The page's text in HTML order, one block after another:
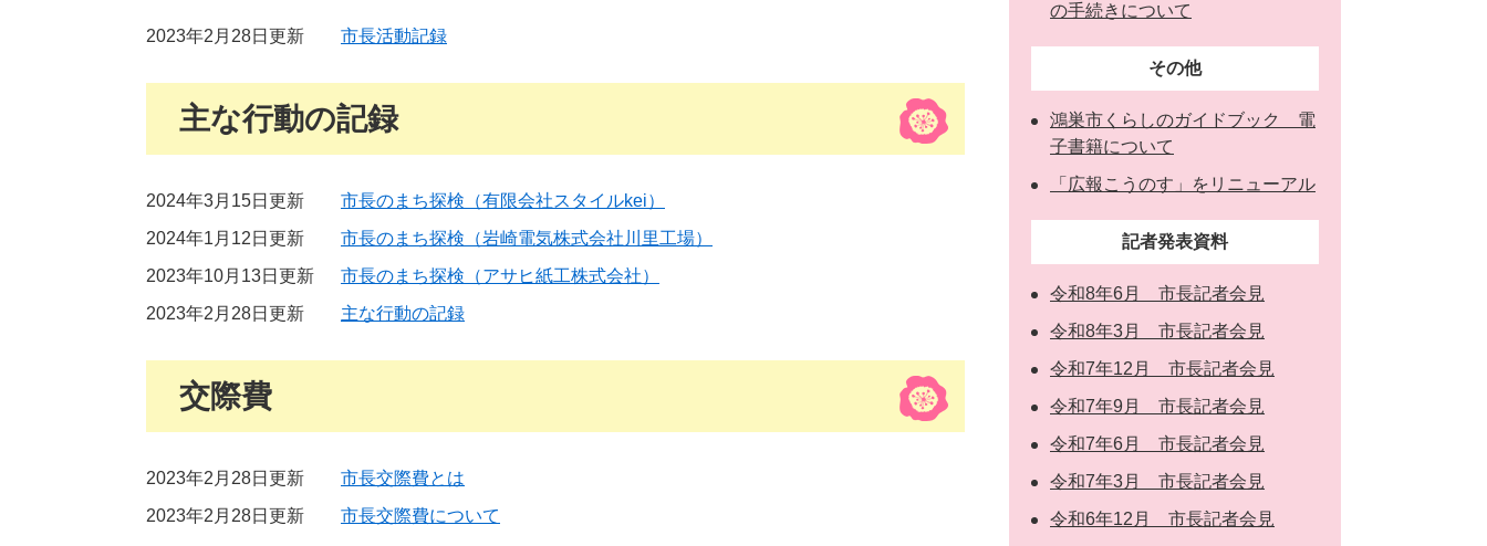
2023年2月28日更新 市長活動記録
主な行動の記録
2024年3月15日更新
市長のまち探検（有限会社スタイルkei）
2024年1月12日更新
市長のまち探検（岩崎電気株式会社川里工場）
2023年10月13日更新
市長のまち探検（アサヒ紙工株式会社）
2023年2月28日更新
主な行動の記録
交際費
2023年2月28日更新
市長交際費とは
2023年2月28日更新
市長交際費について
の手続きについて
その他
鴻巣市くらしのガイドブック 電
子書籍について
「広報こうのす」をリニューアル
記者発表資料
令和8年6月 市長記者会見
令和8年3月 市長記者会見
令和7年12月 市長記者会見
令和7年9月 市長記者会見
令和7年6月 市長記者会見
令和7年3月 市長記者会見
令和6年12月 市長記者会見